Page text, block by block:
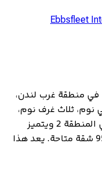
Ebbsfleet
في منطقة غرب لندن،
نوم، ثلاث غرف نوم،
وأربع غرف نوم. المشروع قيد الإنشاء في المنطقة 2 ويتميز
بوجود سينما وخدمة الكونسيرج، مع 950 شقة متاحة. يعد هذا